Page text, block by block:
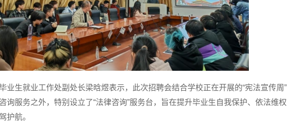
生就业工作处副处长梁晗煜表示，此次招聘会结合学校正在开展的“宪法宣传周”
询服务之外，特别设立了“法律咨询”服务台，旨在提升毕业生自我保护、依法维权
护航。